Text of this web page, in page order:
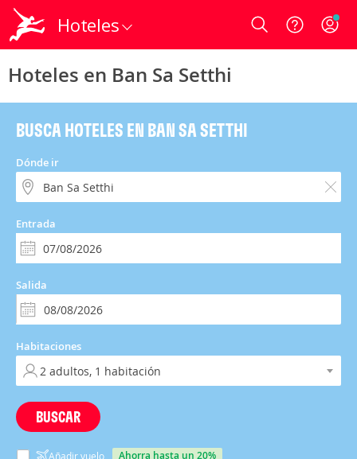
Hoteles Login
Hoteles en Ban Sa Setthi
BUSCA HOTELES EN BAN SA SETTHI
Dónde ir
Entrada
Salida
Habitaciones
BUSCAR
Añadir vuelo ahorra hasta un 20%